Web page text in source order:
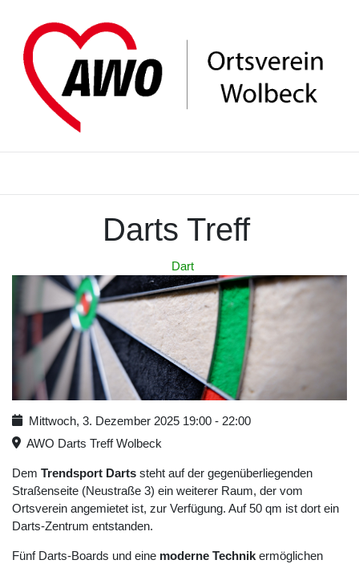
Darts Treff
Dart
Mittwoch, 3. Dezember 2025 19:00 - 22:00
AWO Darts Treff Wolbeck
Dem Trendsport Darts steht auf der gegenüberliegenden
Straßenseite (Neustraße 3) ein weiterer Raum, der vom
Ortsverein angemietet ist, zur Verfügung. Auf 50 qm ist dort ein
Darts-Zentrum entstanden.
Fünf Darts-Boards und eine moderne Technik ermöglichen